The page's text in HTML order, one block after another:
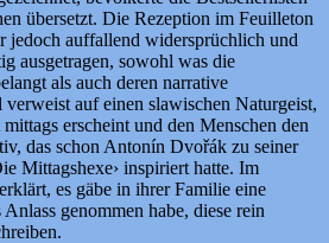
übersetzt. Die Rezeption im Feuilleton
jedoch auffallend widersprüchlich und
ausgetragen, sowohl was die
als auch deren narrative
auf einen slawischen Naturgeist,
erscheint und den Menschen den
das schon Antonín Dvořák zu seiner
Mittagshexe› inspiriert hatte. Im
es gäbe in ihrer Familie eine
genommen habe, diese rein